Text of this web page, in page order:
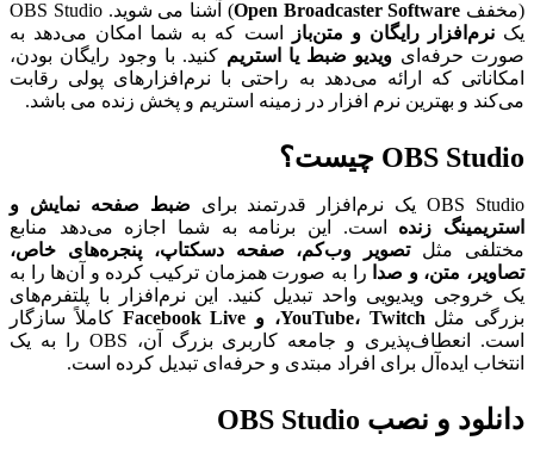
(مخفف Open Broadcaster Software
) آشنا می شوید. OBS Studio
یکنرم‌افزار رایگان و متن‌باز
است که به شما امکان می‌دهد به
صورت حرفه‌ای ویدیو ضبط یا استریم کنید. با وجود رایگان بودن،
امکاناتی که ارائه می‌دهد به راحتی با نرم‌افزارهای پولی رقابت
می‌کند و بهترین نرم افزار در زمینه استریم و پخش زنده می باشد.
OBS Studio چیست؟
OBS Studio یک نرم‌افزار قدرتمند برای
ضبط صفحه نمایش و
استریمینگ زنده است. این برنامه به شما اجازه می‌دهد منابع
مختلفی مثلتصویر وب‌کم، صفحه دسکتاپ، پنجره‌های خاص،
تصاویر، متن، و صدا را به صورت همزمان ترکیب کرده و آن‌ها را به
یک خروجی ویدیویی واحد تبدیل کنید. این نرم‌افزار با پلتفرم‌های
بزرگی مثل YouTube، Twitch، و Facebook Live
کاملاً سازگار
است. انعطاف‌پذیری و جامعه کاربری بزرگ آن، OBS را به یک
انتخاب ایده‌آل برای افراد مبتدی و حرفه‌ای تبدیل کرده است.
دانلود و نصب OBS Studio